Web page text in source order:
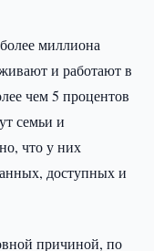
миллиона
и работают в
чем 5 процентов
семьи и
что у них
доступных и
причиной, по